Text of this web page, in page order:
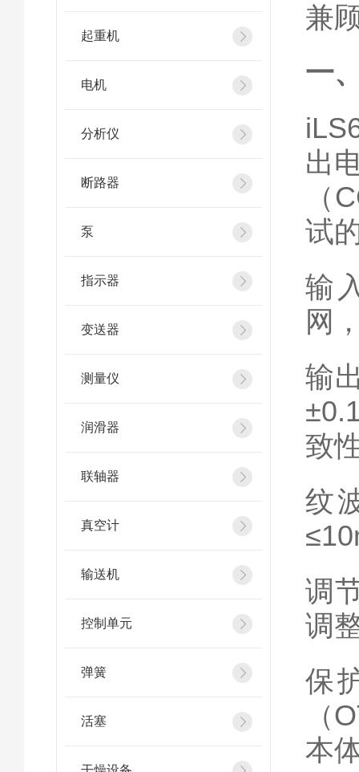
起重机
电机
分析仪
断路器
泵
指示器
变送器
测量仪
润滑器
联轴器
真空计
输送机
控制单元
弹簧
活塞
兼
一
出
（
试
输
网
输
致
纹
调
调
保
（
本